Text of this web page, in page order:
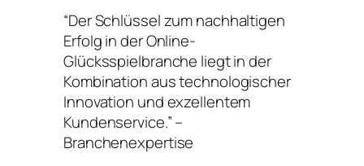
“Der Schlüssel zum nachhaltigen
Erfolg in der Online-
Glücksspielbranche liegt in der
Kombination aus technologischer
Innovation und exzellentem
Kundenservice.” –
Branchenexpertise